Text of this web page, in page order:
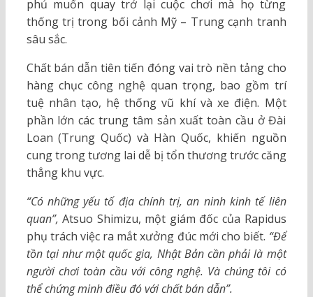
phủ muốn quay trở lại cuộc chơi mà họ từng
thống trị trong bối cảnh Mỹ – Trung cạnh tranh
sâu sắc.
Chất bán dẫn tiên tiến đóng vai trò nền tảng cho
hàng chục công nghệ quan trọng, bao gồm trí
tuệ nhân tạo, hệ thống vũ khí và xe điện. Một
phần lớn các trung tâm sản xuất toàn cầu ở Đài
Loan (Trung Quốc) và Hàn Quốc, khiến nguồn
cung trong tương lai dễ bị tổn thương trước căng
thẳng khu vực.
“Có những yếu tố địa chính trị, an ninh kinh tế liên
quan”, Atsuo Shimizu, một giám đốc của Rapidus
phụ trách việc ra mắt xưởng đúc mới cho biết. “Để
tồn tại như một quốc gia, Nhật Bản cần phải là một
người chơi toàn cầu với công nghệ. Và chúng tôi có
thể chứng minh điều đó với chất bán dẫn”.